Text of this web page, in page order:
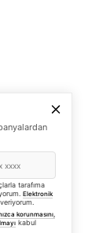
tarafıma
Elektronik
korunmasını,
kabul